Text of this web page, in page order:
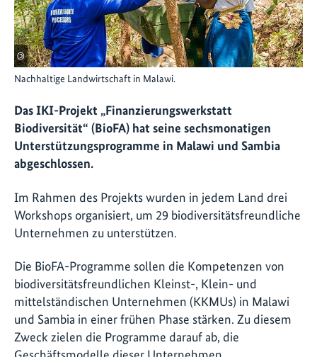
©
Nachhaltige Landwirtschaft in Malawi.
Das IKI-Projekt „Finanzierungswerkstatt
Biodiversität“ (BioFA) hat seine sechsmonatigen
Unterstützungsprogramme in Malawi und Sambia
abgeschlossen.
Im Rahmen des Projekts wurden in jedem Land drei
Workshops organisiert, um 29 biodiversitätsfreundliche
Unternehmen zu unterstützen.
Die BioFA-Programme sollen die Kompetenzen von
biodiversitätsfreundlichen Kleinst-, Klein- und
mittelständischen Unternehmen (KKMUs) in Malawi
und Sambia in einer frühen Phase stärken. Zu diesem
Zweck zielen die Programme darauf ab, die